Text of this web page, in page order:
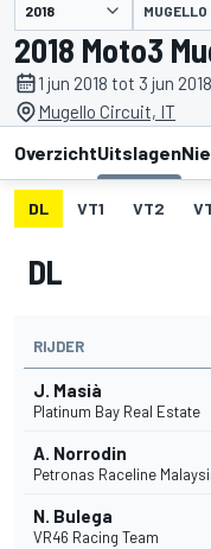
gepresenteerd door MUGELLO
2018 Moto3
1 jun 2018 tot 3 jun 2018
Mugello Circuit, IT
OverzichtUitslagen
DL VT1 VT2
DL
RIJDER
J. Masià
Platinum Bay Real Estate
A. Norrodin
Petronas Raceline
N. Bulega
VR46 Racing Team